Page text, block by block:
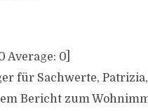
Average: 0
für Sachwerte,
Bericht zum